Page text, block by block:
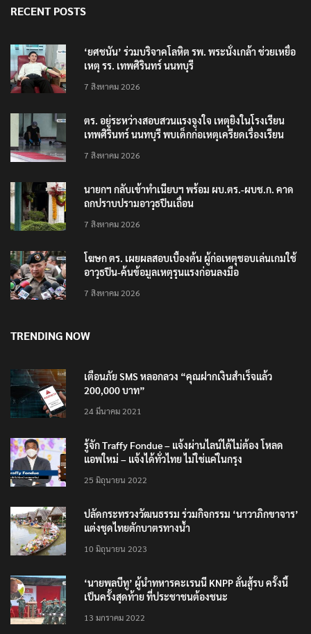
RECENT POSTS
‘ยศชนัน’ ร่วมบริจาคโลหิต รพ. พระนั่งเกล้า ช่วยเหยื่อ
เหตุ รร. เทพศิรินทร์ นนทบุรี
7 สิงหาคม 2026
ตร. อยู่ระหว่างสอบสวนแรงจูงใจ เหตุยิงในโรงเรียน
เทพศิรินทร์ นนทบุรี พบเด็กก่อเหตุเครียดเรื่องเรียน
7 สิงหาคม 2026
นายกฯ กลับเข้าทำเนียบฯ พร้อม ผบ.ตร.-ผบช.ก. คาด
ถกปราบปรามอาวุธปืนเถื่อน
7 สิงหาคม 2026
โฆษก ตร. เผยผลสอบเบื้องต้น ผู้ก่อเหตุชอบเล่นเกมใช้
อาวุธปืน-ค้นข้อมูลเหตุรุนแรงก่อนลงมือ
7 สิงหาคม 2026
TRENDING NOW
เตือนภัย SMS หลอกลวง “คุณฝากเงินสำเร็จแล้ว
200,000 บาท”
24 มีนาคม 2021
รู้จัก Traffy Fondue – แจ้งผ่านไลน์ได้ไม่ต้อง โหลด
แอพใหม่ – แจ้งได้ทั่วไทย ไม่ใช่แค่ในกรุง
25 มิถุนายน 2022
ปลัดกระทรวงวัฒนธรรม ร่วมกิจกรรม ‘นาวาภิกขาจาร’
แต่งชุดไทยตักบาตรทางน้ำ
10 มิถุนายน 2023
‘นายพลบีทู’ ผู้นำทหารคะเรนนี KNPP ลั่นสู้รบ ครั้งนี้
เป็นครั้งสุดท้าย ที่ประชาชนต้องชนะ
13 มกราคม 2022